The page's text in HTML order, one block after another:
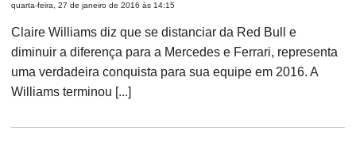
quarta-feira, 27 de janeiro de 2016 às 14:15
Claire Williams diz que se distanciar da Red Bull e
diminuir a diferença para a Mercedes e Ferrari, representa
uma verdadeira conquista para sua equipe em 2016. A
Williams terminou [...]